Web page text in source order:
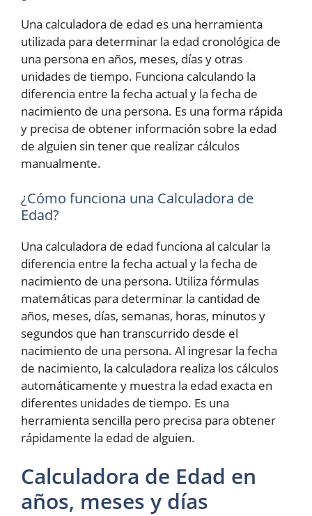
Una calculadora de edad es una herramienta
utilizada para determinar la edad cronológica de
una persona en años, meses, días y otras
unidades de tiempo. Funciona calculando la
diferencia entre la fecha actual y la fecha de
nacimiento de una persona. Es una forma rápida
y precisa de obtener información sobre la edad
de alguien sin tener que realizar cálculos
manualmente.
¿Cómo funciona una Calculadora de
Edad?
Una calculadora de edad funciona al calcular la
diferencia entre la fecha actual y la fecha de
nacimiento de una persona. Utiliza fórmulas
matemáticas para determinar la cantidad de
años, meses, días, semanas, horas, minutos y
segundos que han transcurrido desde el
nacimiento de una persona. Al ingresar la fecha
de nacimiento, la calculadora realiza los cálculos
automáticamente y muestra la edad exacta en
diferentes unidades de tiempo. Es una
herramienta sencilla pero precisa para obtener
rápidamente la edad de alguien.
Calculadora de Edad en
años, meses y días